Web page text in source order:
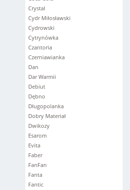
Crystal
Cydr Miłosławski
Cydrowski
Cytrynówka
Czantoria
Czerniawianka
Dan
Dar Warmii
Debiut
Dębno
Długopolanka
Dobry Materiał
Dwikozy
Esarom
Evita
Faber
FanFan
Fanta
Fantic